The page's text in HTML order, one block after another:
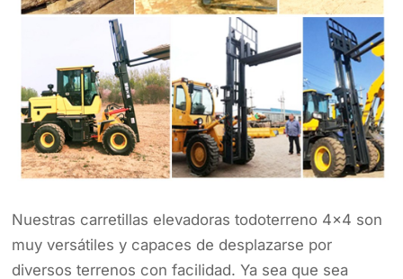
Nuestras carretillas elevadoras todoterreno 4x4 son
muy versátiles y capaces de desplazarse por
diversos terrenos con facilidad. Ya sea que sea